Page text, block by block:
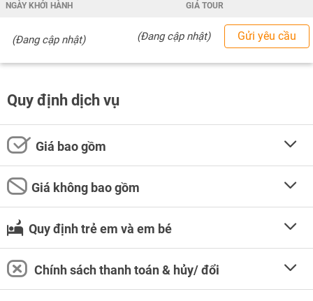
NGÀY KHỞI HÀNH GIÁ TOUR
(Đang cập nhật) (Đang cập nhật) Gửi yêu cầu
Quy định dịch vụ
Giá bao gồm
Giá không bao gồm
Quy định trẻ em và em bé
Chính sách thanh toán & hủy/ đổi